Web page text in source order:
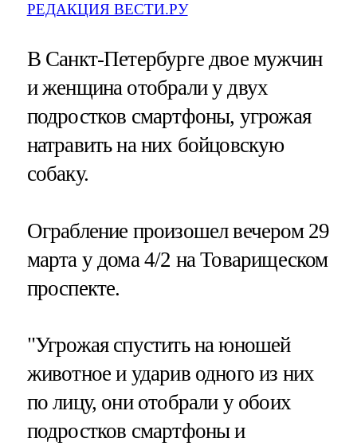
РЕДАКЦИЯ ВЕСТИ.РУ
В Санкт-Петербурге двое мужчин
и женщина отобрали у двух
подростков смартфоны, угрожая
натравить на них бойцовскую
собаку.
Ограбление произошел вечером 29
марта у дома 4/2 на Товарищеском
проспекте.
"Угрожая спустить на юношей
животное и ударив одного из них
по лицу, они отобрали у обоих
подростков смартфоны и